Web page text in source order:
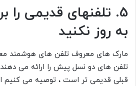
5. تلفنهای قدیمی را
به روز نکنید
مارک های معروف تلفن های هوشمند
تلفن های دو نسل پیش را ارائه می
قبلی قدیمی تر است ، توصیه می کنیم